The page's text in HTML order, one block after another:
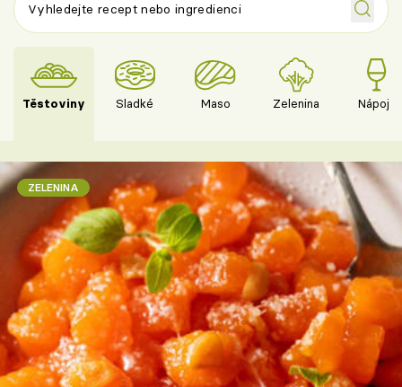
Těstoviny Sladké Maso Zelenina Nápoje
ZELENINA